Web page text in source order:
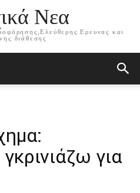
Νεα
Ερευνας και
διάθεσης
για